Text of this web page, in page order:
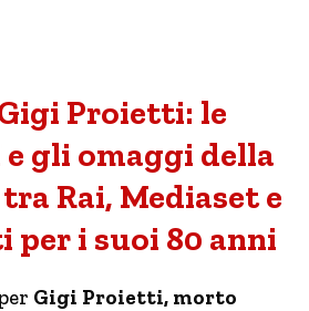
Proietti: le
gli omaggi della
Rai, Mediaset e
per i suoi 80 anni
Gigi Proietti, morto